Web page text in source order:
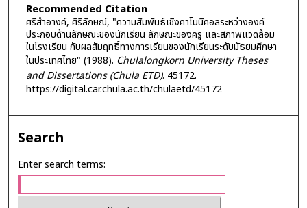
Recommended Citation
ศรีสำอางค์, ศิริลักษณ์, "ความสัมพันธ์เชิงคาโนนิคอลระหว่างองค์
ประกอบด้านลักษณะของนักเรียน ลักษณะของครู และสภาพแวดล้อม
ในโรงเรียน กับผลสัมฤทธิ์ทางการเรียนของนักเรียนระดับมัธยมศึกษา
ในประเทศไทย" (1988). Chulalongkorn University Theses
and Dissertations (Chula ETD). 45172.
https://digital.car.chula.ac.th/chulaetd/45172
Search
Enter search terms: